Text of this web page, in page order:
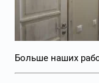
Больше наших